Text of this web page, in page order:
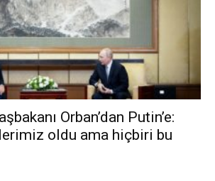
Orban’dan Putin’e:
oldu ama hiçbiri bu